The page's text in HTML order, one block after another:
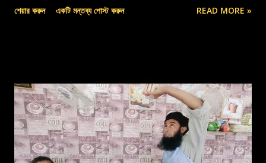
শেয়ার করুন একটি মন্তব্য পোস্ট করুন READ MORE »